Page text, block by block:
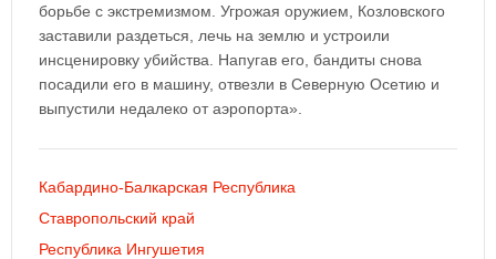
борьбе с экстремизмом. Угрожая оружием, Козловского
заставили раздеться, лечь на землю и устроили
инсценировку убийства. Напугав его, бандиты снова
посадили его в машину, отвезли в Северную Осетию и
выпустили недалеко от аэропорта».
Кабардино-Балкарская Республика
Ставропольский край
Республика Ингушетия